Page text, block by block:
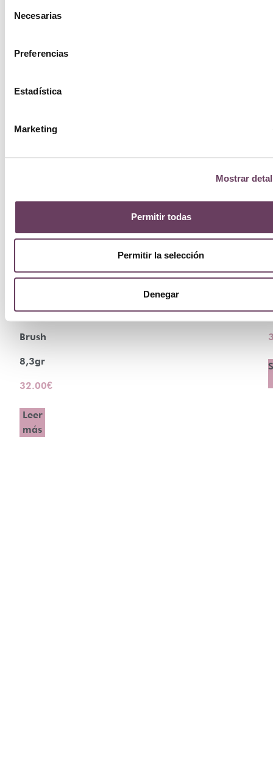
Necesarias
Preferencias
Estadística
Marketing
Mostrar
Permitir todas
Permitir la selección
Denegar
Terry
Twist
Brush
8,3gr
32.00€
Leer
más